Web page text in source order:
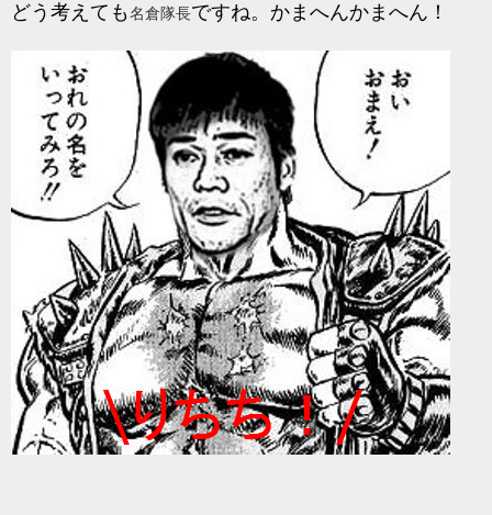
どう考えても名倉隊長ですね。かまへんかまへん！